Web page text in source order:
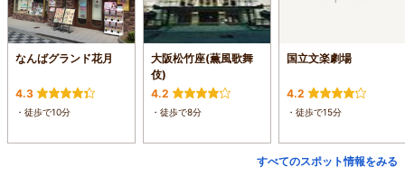
なんばグランド花月
4.3
・徒歩で10分
大阪松竹座(薫風歌舞
伎)
4.2
・徒歩で8分
国立文楽劇場
4.2
・徒歩で15分
すべてのスポット情報をみる